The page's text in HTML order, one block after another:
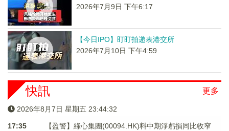
2026年7月9日 下午6:17
【今日IPO】盯盯拍递表港交所
2026年7月10日 下午4:59
更多
快訊
2026年8月7日 星期五 23:44:33
17:35
【盈警】綠心集團(00094.HK)料中期淨虧損同比收窄